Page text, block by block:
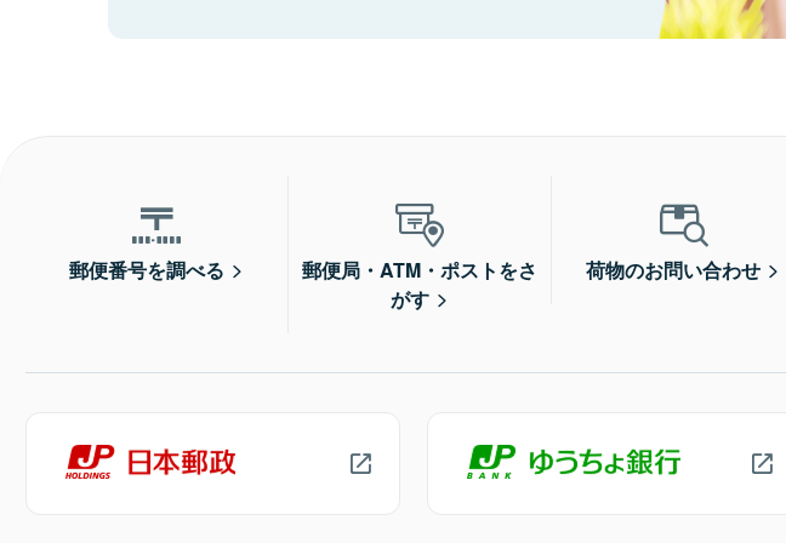
郵便番号を調べる
郵便局・ATM・ポストをさ
がす
荷物のお問い合わせ